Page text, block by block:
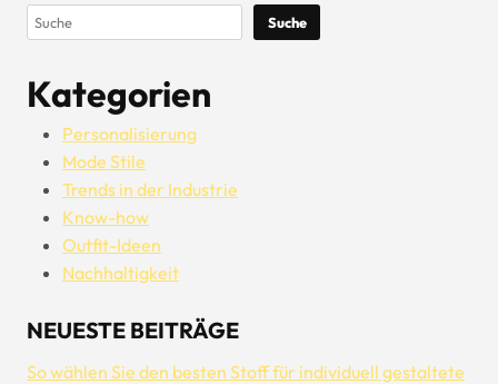
Suchen Suche
Kategorien
Personalisierung
Mode Stile
Trends in der Industrie
Know-how
Outfit-Ideen
Nachhaltigkeit
NEUESTE BEITRÄGE
So wählen Sie den besten Stoff für individuell gestaltete